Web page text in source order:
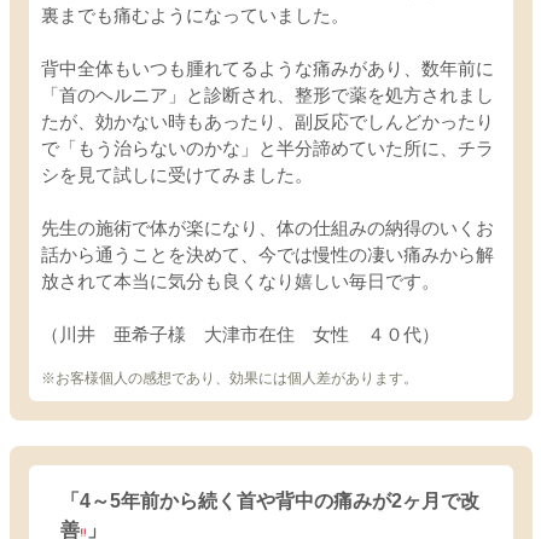
裏までも痛むようになっていました。
背中全体もいつも腫れてるような痛みがあり、数年前に
「首のヘルニア」と診断され、整形で薬を処方されまし
たが、効かない時もあったり、副反応でしんどかったり
で「もう治らないのかな」と半分諦めていた所に、チラ
シを見て試しに受けてみました。
先生の施術で体が楽になり、体の仕組みの納得のいくお
話から通うことを決めて、今では慢性の凄い痛みから解
放されて本当に気分も良くなり嬉しい毎日です。
（川井 亜希子様 大津市在住 女性 ４０代）
※お客様個人の感想であり、効果には個人差があります。
「4～5年前から続く首や背中の痛みが2ヶ月で改
善
」